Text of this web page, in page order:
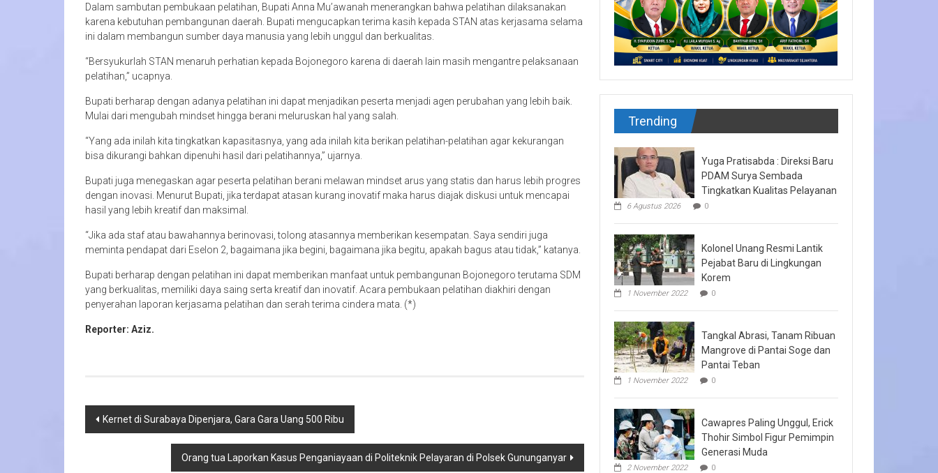
Dalam sambutan pembukaan pelatihan, Bupati Anna Mu’awanah menerangkan bahwa pelatihan dilaksanakan
karena kebutuhan pembangunan daerah. Bupati mengucapkan terima kasih kepada STAN atas kerjasama selama
ini dalam membangun sumber daya manusia yang lebih unggul dan berkualitas.
“Bersyukurlah STAN menaruh perhatian kepada Bojonegoro karena di daerah lain masih mengantre pelaksanaan
pelatihan,” ucapnya.
Bupati berharap dengan adanya pelatihan ini dapat menjadikan peserta menjadi agen perubahan yang lebih baik.
Mulai dari mengubah mindset hingga berani meluruskan hal yang salah.
“Yang ada inilah kita tingkatkan kapasitasnya, yang ada inilah kita berikan pelatihan-pelatihan agar kekurangan
bisa dikurangi bahkan dipenuhi hasil dari pelatihannya,” ujarnya.
Bupati juga menegaskan agar peserta pelatihan berani melawan mindset arus yang statis dan harus lebih progres
dengan inovasi. Menurut Bupati, jika terdapat atasan kurang inovatif maka harus diajak diskusi untuk mencapai
hasil yang lebih kreatif dan maksimal.
“Jika ada staf atau bawahannya berinovasi, tolong atasannya memberikan kesempatan. Saya sendiri juga
meminta pendapat dari Eselon 2, bagaimana jika begini, bagaimana jika begitu, apakah bagus atau tidak,” katanya.
Bupati berharap dengan pelatihan ini dapat memberikan manfaat untuk pembangunan Bojonegoro terutama SDM
yang berkualitas, memiliki daya saing serta kreatif dan inovatif. Acara pembukaan pelatihan diakhiri dengan
penyerahan laporan kerjasama pelatihan dan serah terima cindera mata. (*)
Reporter: Aziz.
Navigasi
Kernet di Surabaya Dipenjara, Gara Gara Uang 500 Ribu
Orang tua Laporkan Kasus Penganiayaan di Politeknik Pelayaran di Polsek Gununganyar
Trending
Yuga Pratisabda : Direksi Baru
PDAM Surya Sembada
Tingkatkan Kualitas Pelayanan
6 Agustus 2026 0
Kolonel Unang Resmi Lantik
Pejabat Baru di Lingkungan
Korem
1 November 2022 0
Tangkal Abrasi, Tanam Ribuan
Mangrove di Pantai Soge dan
Pantai Teban
1 November 2022 0
Cawapres Paling Unggul, Erick
Thohir Simbol Figur Pemimpin
Generasi Muda
2 November 2022 0